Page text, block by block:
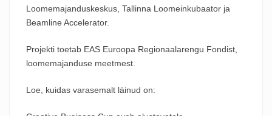
Loomemajanduskeskus, Tallinna Loomeinkubaator ja
Beamline Accelerator.
Projekti toetab EAS Euroopa Regionaalarengu Fondist,
loomemajanduse meetmest.
Loe, kuidas varasemalt läinud on: